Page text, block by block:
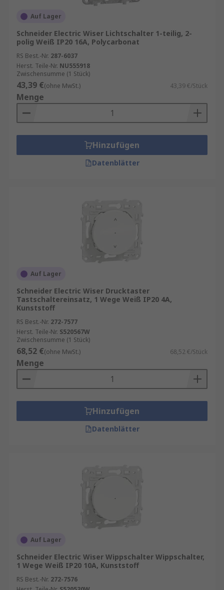
Auf Lager
Schneider Electric Wiser Lichtschalter 1-teilig, 2-
polig Weiß IP20 16A, Polycarbonat
RS Best.-Nr. 287-6037
Herst. Teile-Nr. NU555918
Zwischensumme (1 Stück)
43,39 €(ohne MwSt.) 43,39 €/Stück
Menge
Hinzufügen
Datenblätter
Auf Lager
Schneider Electric Wiser Drucktaster
Tastschaltereinsatz, 1 Wege Weiß IP20 4A,
Kunststoff
RS Best.-Nr. 272-7577
Herst. Teile-Nr. S520567W
Zwischensumme (1 Stück)
68,52 €(ohne MwSt.) 68,52 €/Stück
Menge
Hinzufügen
Datenblätter
Auf Lager
Schneider Electric Wiser Wippschalter Wippschalter,
1 Wege Weiß IP20 10A, Kunststoff
RS Best.-Nr. 272-7576